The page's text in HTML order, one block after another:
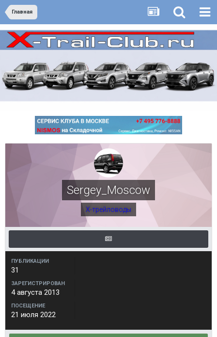
Главная
Sergey_Moscow
Х-трейловоды
ПУБЛИКАЦИИ
31
ЗАРЕГИСТРИРОВАН
4 августа 2013
ПОСЕЩЕНИЕ
21 июля 2022